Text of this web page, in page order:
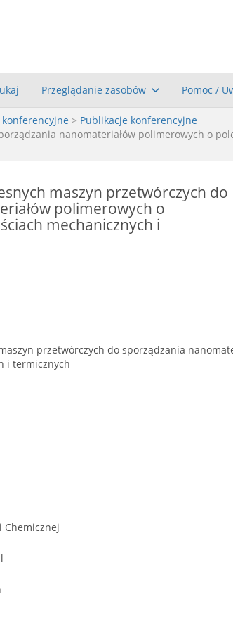
Przeglądanie zasobów Pomoc /
konferencyjne > Publikacje konferencyjne
nanomateriałów polimerowych o
maszyn przetwórczych do
polimerowych o
mechanicznych i
przetwórczych do sporządzania
i termicznych
Chemicznej